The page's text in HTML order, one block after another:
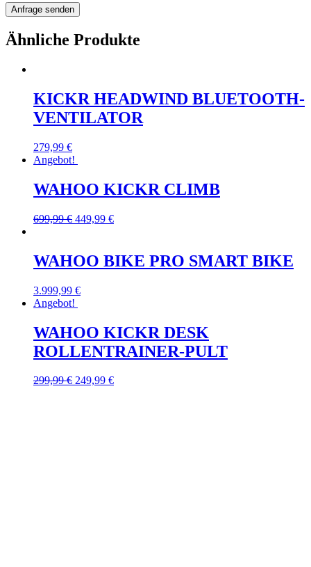
Ähnliche Produkte
KICKR HEADWIND BLUETOOTH-
VENTILATOR
279,99 €
Angebot!
WAHOO KICKR CLIMB
699,99€ 449,99 €
WAHOO BIKE PRO SMART BIKE
3.999,99 €
Angebot!
WAHOO KICKR DESK
ROLLENTRAINER-PULT
299,99€ 249,99 €